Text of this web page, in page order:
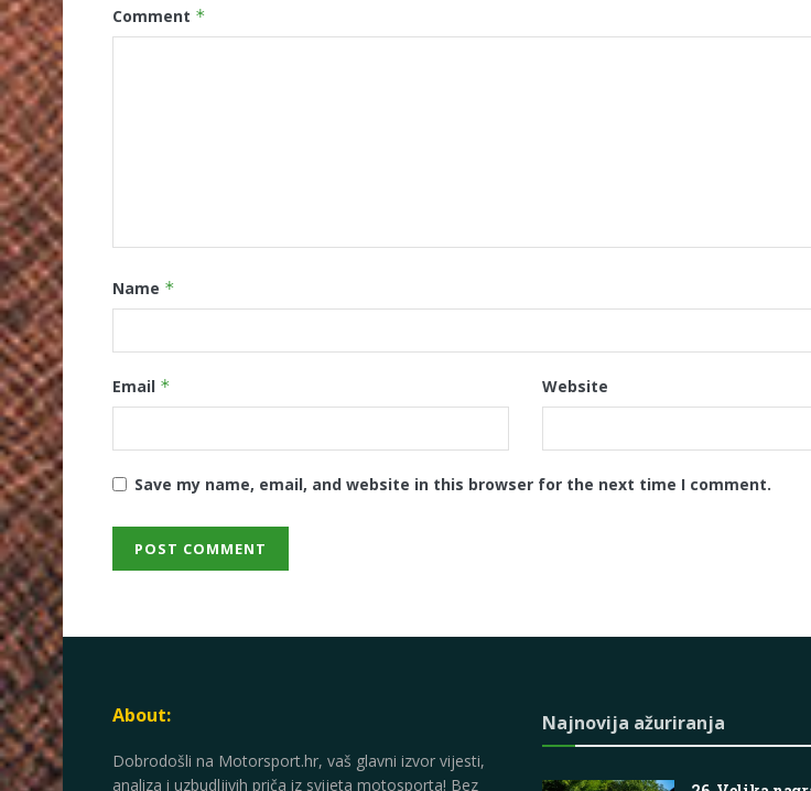
Comment *
Name *
Email * Website
Save my name, email, and website in this browser for the next time I comment.
About:
Dobrodošli na Motorsport.hr, vaš glavni izvor vijesti,
analiza i uzbudljivih priča iz svijeta motosporta! Bez
Najnovija ažuriranja